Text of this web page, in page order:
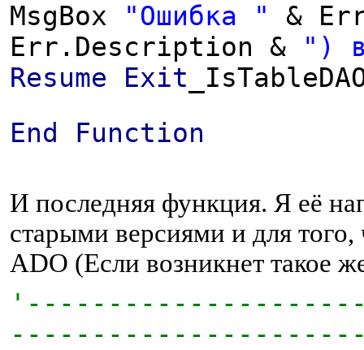
MsgBox
"Ошибка "
&
Err.Description &
") в
Resume
Exit
End
Function
И последняя функция. Я её
старыми версиями и для
ADO (Если возникнет такое